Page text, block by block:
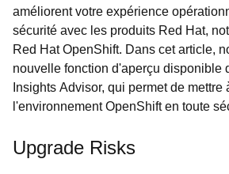
améliorent votre expérience
sécurité avec les produits Red Hat,
Red Hat OpenShift. Dans cet article,
nouvelle fonction d'aperçu disponible
Insights Advisor, qui permet de mettre
l'environnement OpenShift en toute
Upgrade Risks